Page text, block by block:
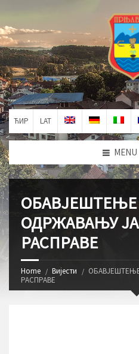
ЋИР LAT
MENU
ОДРЖАВАЊУ
РАСПРАВЕ
Home Вијести
РАСПРАВЕ